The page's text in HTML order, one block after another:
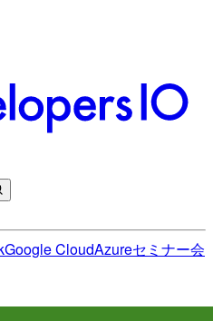
Google CloudAzureセミナー会